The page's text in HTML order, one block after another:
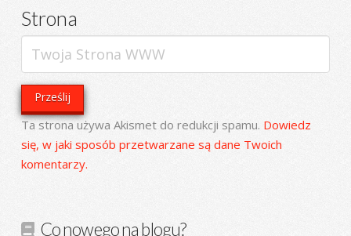
Strona
Ta strona używa Akismet do redukcji spamu. Dowiedz
się, w jaki sposób przetwarzane są dane Twoich
komentarzy.
Co nowego na blogu?